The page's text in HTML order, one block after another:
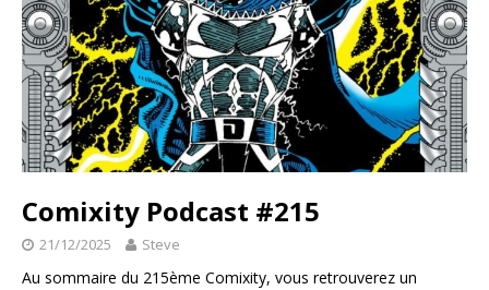
Comixity Podcast #215
21/12/2025 Steve
Au sommaire du 215ème Comixity, vous retrouverez un